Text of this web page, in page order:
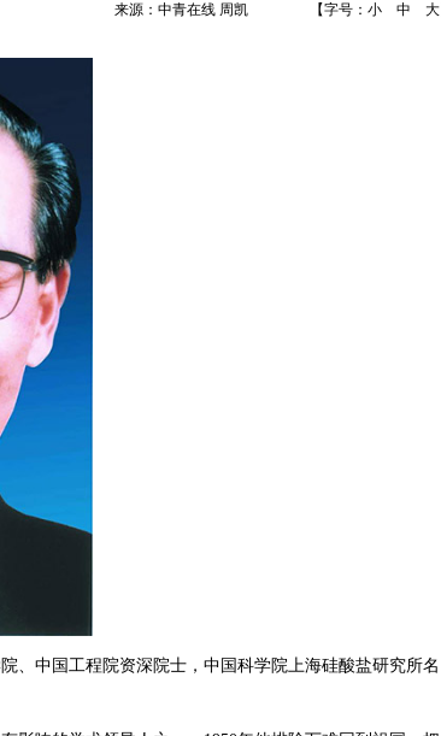
来源：中青在线 周凯 【字号： 小 中 大
中国工程院资深院士，中国科学院上海硅酸盐研究所名